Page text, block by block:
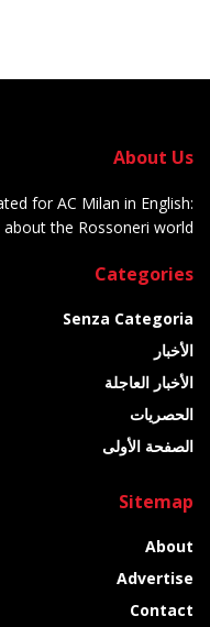
About Us
for AC Milan in English:
the Rossoneri world.
Categories
Senza Categoria
الأخبار
الأخبار العاجلة
الحصريات
الصفحة الأولى
Sitemap
About
Advertise
Contact